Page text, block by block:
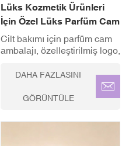
Lüks Kozmetik Ürünleri
İçin Özel Lüks Parfüm Cam
Ambalajı
Cilt bakımı için parfüm cam
ambalajı, özelleştirilmiş logo,
kullanım alanı: Parfümler,
serumlar, kremler, losyonlar
ve diğer birinci sınıf cilt
DAHA FAZLASINI
GÖRÜNTÜLE